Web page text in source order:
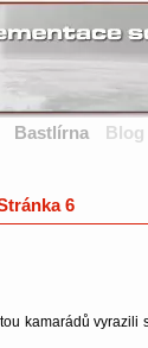
Bastlírna Blog
6
kamarádů